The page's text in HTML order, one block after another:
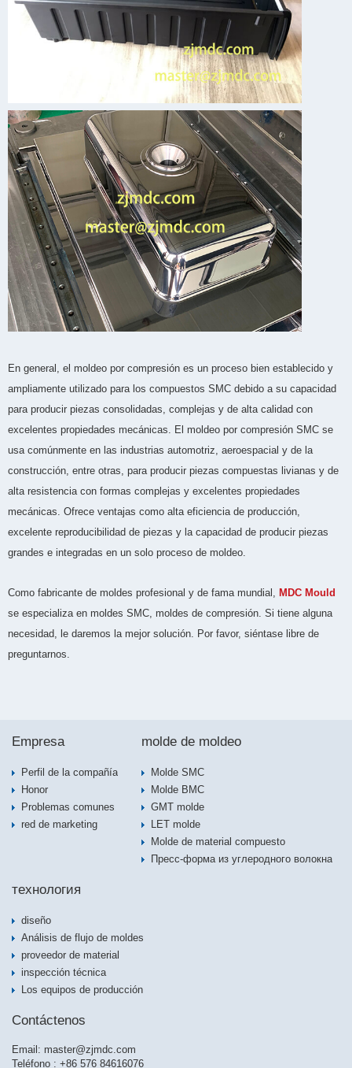
En general, el moldeo por compresión es un proceso bien establecido y
ampliamente utilizado para los compuestos SMC debido a su capacidad
para producir piezas consolidadas, complejas y de alta calidad con
excelentes propiedades mecánicas. El moldeo por compresión SMC se
usa comúnmente en las industrias automotriz, aeroespacial y de la
construcción, entre otras, para producir piezas compuestas livianas y de
alta resistencia con formas complejas y excelentes propiedades
mecánicas. Ofrece ventajas como alta eficiencia de producción,
excelente reproducibilidad de piezas y la capacidad de producir piezas
grandes e integradas en un solo proceso de moldeo.
Como fabricante de moldes profesional y de fama mundial, MDC Mould
se especializa en moldes SMC, moldes de compresión. Si tiene alguna
necesidad, le daremos la mejor solución. Por favor, siéntase libre de
preguntarnos.
Empresa
Perfil de la compañía
Honor
Problemas comunes
red de marketing
molde de moldeo
Molde SMC
Molde BMC
GMT molde
LET molde
Molde de material compuesto
Пресс-форма из углеродного волокна
технология
diseño
Análisis de flujo de moldes
proveedor de material
inspección técnica
Los equipos de producción
Contáctenos
Email: master@zjmdc.com
Teléfono : +86 576 84616076